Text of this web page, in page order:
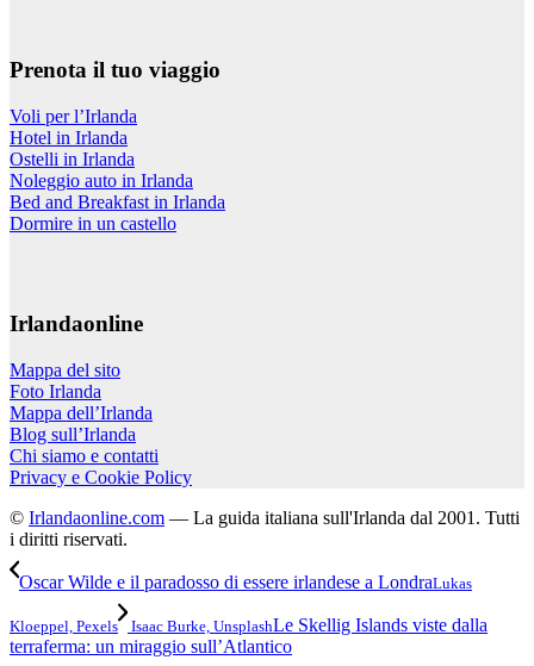
Prenota il tuo viaggio
Voli per l’Irlanda
Hotel in Irlanda
Ostelli in Irlanda
Noleggio auto in Irlanda
Bed and Breakfast in Irlanda
Dormire in un castello
Irlandaonline
Mappa del sito
Foto Irlanda
Mappa dell’Irlanda
Blog sull’Irlanda
Chi siamo e contatti
Privacy e Cookie Policy
© Irlandaonline.com — La guida italiana sull'Irlanda dal 2001. Tutti
i diritti riservati.
Oscar Wilde e il paradosso di essere irlandese a LondraLukas
Kloeppel, Pexels Isaac Burke, UnsplashLe Skellig Islands viste dalla
terraferma: un miraggio sull’Atlantico